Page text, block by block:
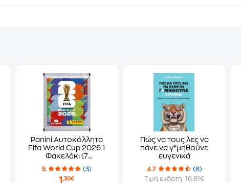
Panini Αυτοκόλλητα
Fifa World Cup 2026 1
Φακελάκι (7
Αυτοκόλλητα)
5 (3)
1,30€
Πώς να τους λες να
πάνε να γ*μηθούνε
ευγενικά
4.7
(6)
Τιμή εκδότη: 16.61€